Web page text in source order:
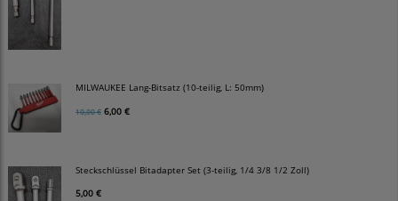
MILWAUKEE Lang-Bitsatz (10-teilig, L: 50mm)
10,00 € 6,00 €
Steckschlüssel Bitadapter Set (3-teilig, 1/4 3/8 1/2 Zoll)
5,00 €